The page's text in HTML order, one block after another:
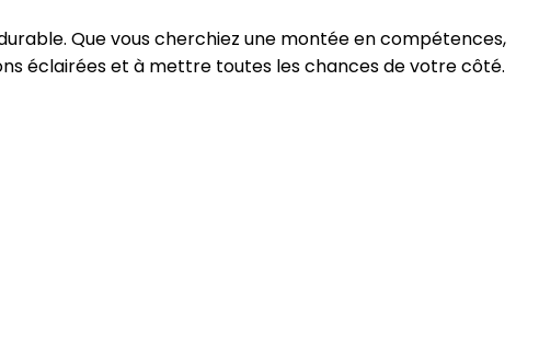
Que vous cherchiez une montée en compétences,
éclairées et à mettre toutes les chances de votre côté.